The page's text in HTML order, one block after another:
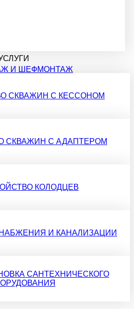
И ШЕФМОНТАЖ
ОБСЛУЖИВАНИЕ
СКВАЖИН С КЕССОНОМ
СКВАЖИН С АДАПТЕРОМ
КОЛОДЦЕВ
И КАНАЛИЗАЦИИ
САНТЕХНИЧЕСКОГО